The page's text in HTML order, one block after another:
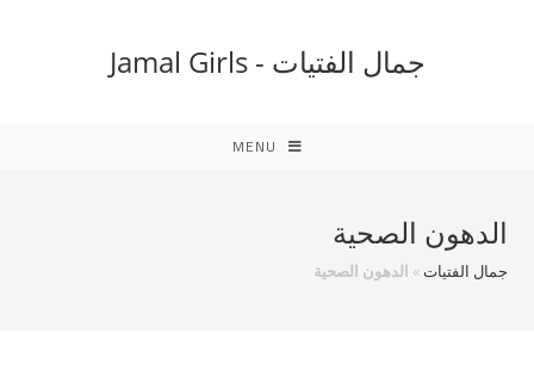
جمال الفتيات - Jamal Girls
MENU
الدهون الصحية
جمال الفتيات» الدهون الصحية